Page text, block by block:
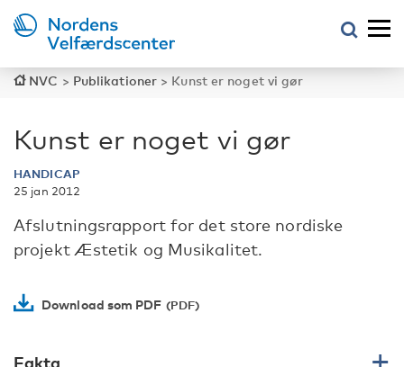
NVC > Publikationer > Kunst er noget vi gør
Kunst er noget vi gør
HANDICAP
25 jan 2012
Afslutningsrapport for det store nordiske
projekt Æstetik og Musikalitet.
Download som PDF
Fakta